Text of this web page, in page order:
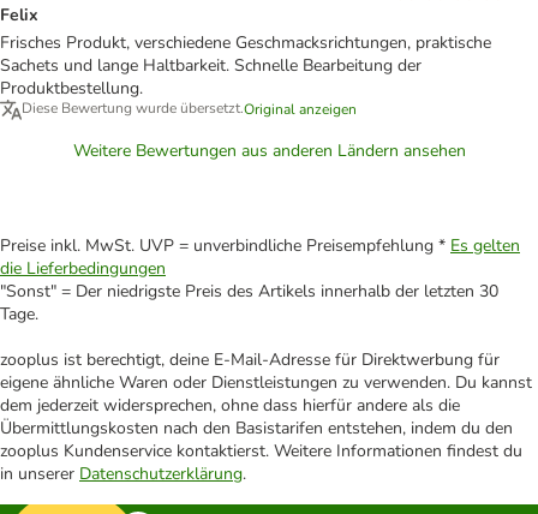
Felix
Frisches Produkt, verschiedene Geschmacksrichtungen, praktische
Sachets und lange Haltbarkeit. Schnelle Bearbeitung der
Produktbestellung.
Diese Bewertung wurde übersetzt.Original anzeigen
Weitere Bewertungen aus anderen Ländern ansehen
Preise inkl. MwSt. UVP = unverbindliche Preisempfehlung * Es gelten
die Lieferbedingungen
"Sonst" = Der niedrigste Preis des Artikels innerhalb der letzten 30
Tage.
zooplus ist berechtigt, deine E-Mail-Adresse für Direktwerbung für
eigene ähnliche Waren oder Dienstleistungen zu verwenden. Du kannst
dem jederzeit widersprechen, ohne dass hierfür andere als die
Übermittlungskosten nach den Basistarifen entstehen, indem du den
zooplus Kundenservice kontaktierst. Weitere Informationen findest du
in unserer Datenschutzerklärung.